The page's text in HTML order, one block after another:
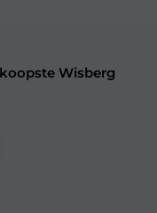
Wisberg